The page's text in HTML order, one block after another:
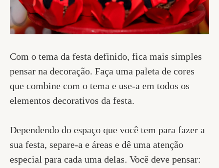
Com o tema da festa definido, fica mais simples
pensar na decoração. Faça uma paleta de cores
que combine com o tema e use-a em todos os
elementos decorativos da festa.
Dependendo do espaço que você tem para fazer a
sua festa, separe-a e áreas e dê uma atenção
especial para cada uma delas. Você deve pensar: